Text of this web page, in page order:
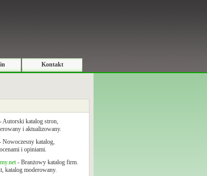
Kontakt
- Autorski katalog stron,
i aktualizowany.
Nowoczesny katalog,
i opiniami.
- Branżowy katalog firm.
katalog moderowany.